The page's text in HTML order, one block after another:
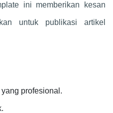
ini memberikan kesan
untuk publikasi artikel
profesional.